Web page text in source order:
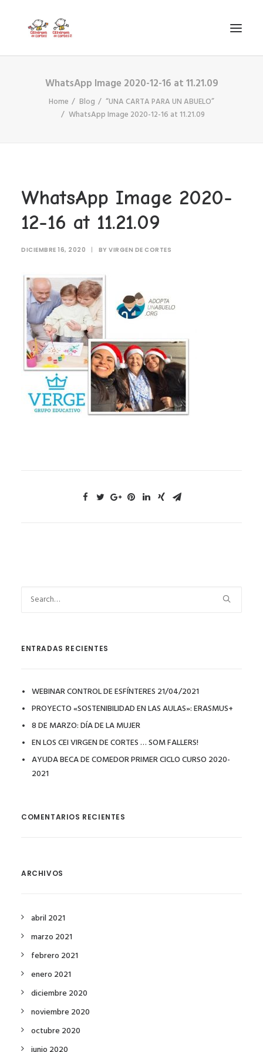
INICIO
VIRGEN DE CORTES
LODP
SEARCH
WhatsApp Image 2020-12-16 at 11.21.09
Home Blog
“UNA CARTA PARA UN ABUELO”
WhatsApp Image 2020-12-16 at 11.21.09
WhatsApp Image 2020-
12-16 at 11.21.09
DICIEMBRE 16, 2020 | BY VIRGEN DE CORTES
ENTRADAS RECIENTES
WEBINAR CONTROL DE ESFÍNTERES 21/04/2021
PROYECTO «SOSTENIBILIDAD EN LAS AULAS»: ERASMUS+
8 DE MARZO: DÍA DE LA MUJER
EN LOS CEI VIRGEN DE CORTES … SOM FALLERS!
AYUDA BECA DE COMEDOR PRIMER CICLO CURSO 2020-
2021
COMENTARIOS RECIENTES
ARCHIVOS
abril 2021
marzo 2021
febrero 2021
enero 2021
diciembre 2020
noviembre 2020
octubre 2020